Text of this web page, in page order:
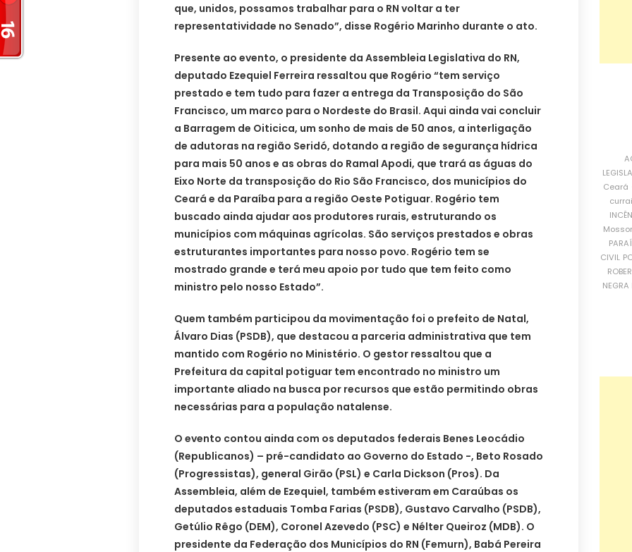
que, unidos, possamos trabalhar para o RN voltar a ter
representatividade no Senado”, disse Rogério Marinho durante o ato.
Presente ao evento, o presidente da Assembleia Legislativa do RN,
deputado Ezequiel Ferreira ressaltou que Rogério “tem serviço
prestado e tem tudo para fazer a entrega da Transposição do São
Francisco, um marco para o Nordeste do Brasil. Aqui ainda vai concluir
a Barragem de Oiticica, um sonho de mais de 50 anos, a interligação
de adutoras na região Seridó, dotando a região de segurança hídrica
para mais 50 anos e as obras do Ramal Apodi, que trará as águas do
Eixo Norte da transposição do Rio São Francisco, dos municípios do
Ceará e da Paraíba para a região Oeste Potiguar. Rogério tem
buscado ainda ajudar aos produtores rurais, estruturando os
municípios com máquinas agrícolas. São serviços prestados e obras
estruturantes importantes para nosso povo. Rogério tem se
mostrado grande e terá meu apoio por tudo que tem feito como
ministro pelo nosso Estado”.
Quem também participou da movimentação foi o prefeito de Natal,
Álvaro Dias (PSDB), que destacou a parceria administrativa que tem
mantido com Rogério no Ministério. O gestor ressaltou que a
Prefeitura da capital potiguar tem encontrado no ministro um
importante aliado na busca por recursos que estão permitindo obras
necessárias para a população natalense.
O evento contou ainda com os deputados federais Benes Leocádio
(Republicanos) – pré-candidato ao Governo do Estado -, Beto Rosado
(Progressistas), general Girão (PSL) e Carla Dickson (Pros). Da
Assembleia, além de Ezequiel, também estiveram em Caraúbas os
deputados estaduais Tomba Farias (PSDB), Gustavo Carvalho (PSDB),
Getúlio Rêgo (DEM), Coronel Azevedo (PSC) e Nélter Queiroz (MDB). O
presidente da Federação dos Municípios do RN (Femurn), Babá Pereira
Ceará
CIVIL
NEGRA